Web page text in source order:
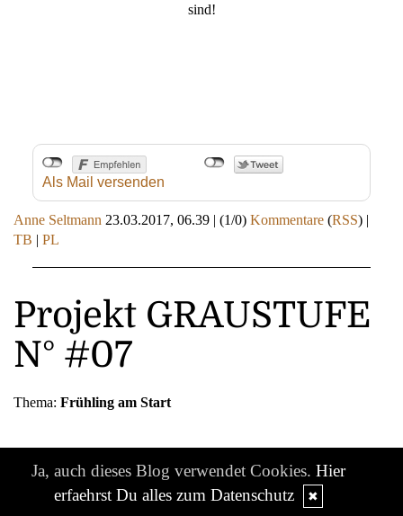
sind!
Als Mail versenden
Anne Seltmann 23.03.2017, 06.39 | (1/0) Kommentare (RSS) |
TB | PL
Projekt GRAUSTUFE
N° #07
Thema: Frühling am Start
Ja, auch dieses Blog verwendet Cookies. Hier
erfaehrst Du alles zum Datenschutz
✖